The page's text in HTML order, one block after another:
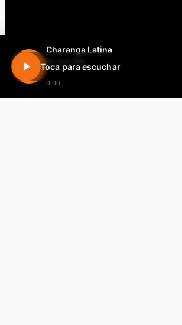
Charanga Latina
En vivo 24h
0:00
Toca para escuchar